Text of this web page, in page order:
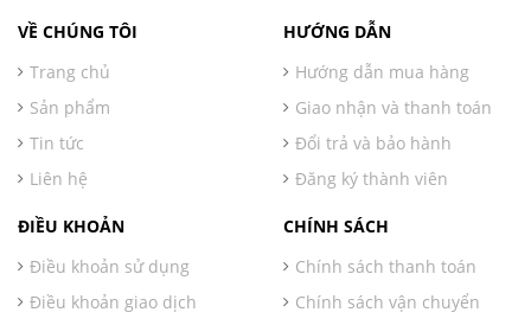
VỀ CHÚNG TÔI
Trang chủ
Sản phẩm
Tin tức
Liên hệ
HƯỚNG DẪN
Hướng dẫn mua hàng
Giao nhận và thanh toán
Đổi trả và bảo hành
Đăng ký thành viên
ĐIỀU KHOẢN
Điều khoản sử dụng
Điều khoản giao dịch
CHÍNH SÁCH
Chính sách thanh toán
Chính sách vận chuyển